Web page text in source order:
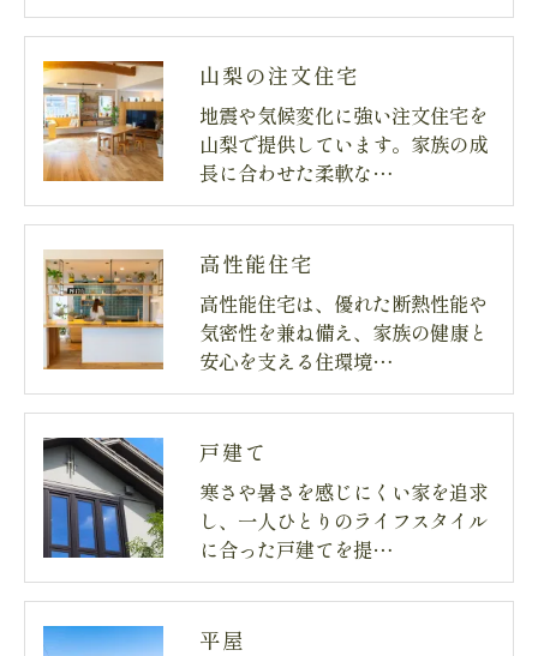
山梨の注文住宅
地震や気候変化に強い注文住宅を
山梨で提供しています。家族の成
長に合わせた柔軟な…
高性能住宅
高性能住宅は、優れた断熱性能や
気密性を兼ね備え、家族の健康と
安心を支える住環境…
戸建て
寒さや暑さを感じにくい家を追求
し、一人ひとりのライフスタイル
に合った戸建てを提…
平屋